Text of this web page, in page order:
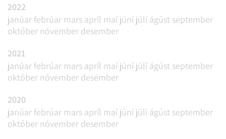
2022
janúar febrúar mars apríl maí júní júlí ágúst september
október nóvember desember
2021
janúar febrúar mars apríl maí júní júlí ágúst september
október nóvember desember
2020
janúar febrúar mars apríl maí júní júlí ágúst september
október nóvember desember